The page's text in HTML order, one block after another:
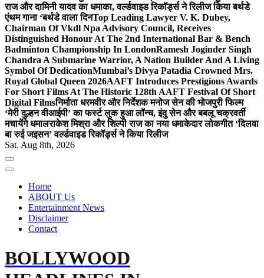
राज और दामिनी यादव का धमाका, वर्ल्डवाइड रिकॉर्ड्स ने रिलीज किया बर्थडे
एंथम गाना ‘बर्थडे वाला दिनTop Leading Lawyer V. K. Dubey,
Chairman Of Vkdl Npa Advisory Council, Receives
Distinguished Honour At The 2nd International Bar & Bench
Badminton Championship In LondonRamesh Joginder Singh
Chandra A Submarine Warrior, A Nation Builder And A Living
Symbol Of DedicationMumbai’s Divya Patadia Crowned Mrs.
Royal Global Queen 2026AAFT Introduces Prestigious Awards
For Short Films At The Historic 128th AAFT Festival Of Short
Digital Filmsनिर्माता धरमवीर और निर्देशक मनोज सेन की भोजपुरी फिल्म
‘मेरी दुल्हन वीआईपी’ का फर्स्ट लुक हुआ लॉन्च, इंदु सेन और बबलू चक्रवर्ती
मचायेंगे धमालराकेश मिश्रा और शिल्पी राज का नया धमाकेदार लोकगीत ‘दिलवा
बा रुई जइसन’ वर्ल्डवाइड रिकॉर्ड्स ने किया रिलीज
Sat. Aug 8th, 2026
Home
ABOUT Us
Entertainment News
Disclaimer
Contact
BOLLYWOOD